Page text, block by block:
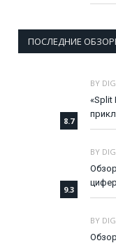
ПОСЛЕДНИЕ
8.7
BY
«Split
9.3
BY
BY